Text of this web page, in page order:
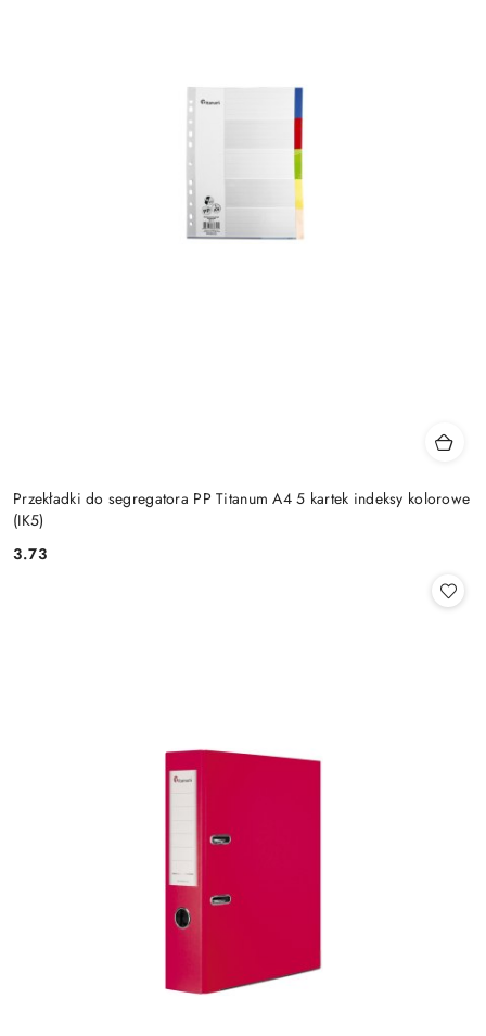
Przekładki do segregatora PP Titanum A4 5 kartek indeksy kolorowe
(IK5)
Cena:
3.73